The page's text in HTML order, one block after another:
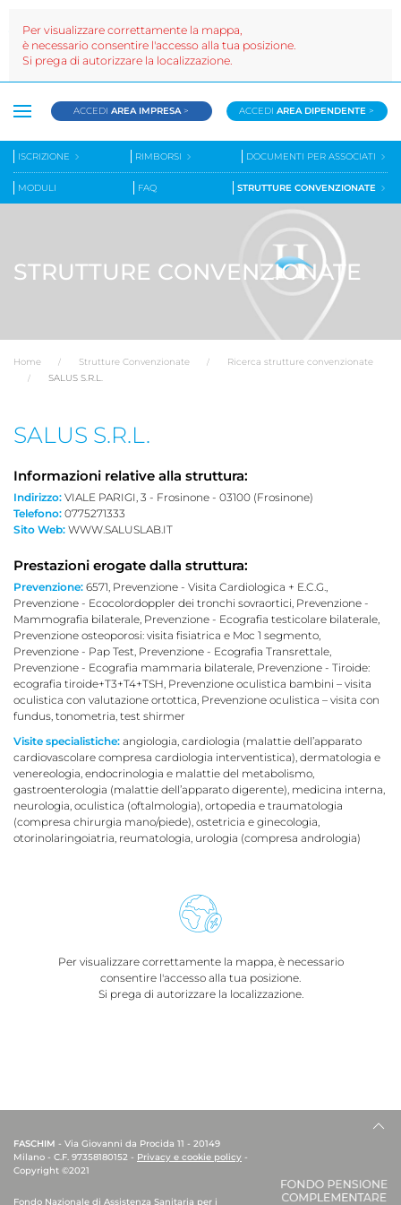
ACCEDIAREA IMPRESA > ACCEDIAREA DIPENDENTE >
ISCRIZIONE RIMBORSI DOCUMENTI PER ASSOCIATI
MODULI FAQ STRUTTURE CONVENZIONATE
STRUTTURE CONVENZIONATE
Home Strutture Convenzionate
Ricerca strutture convenzionate
SALUS S.R.L.
SALUS S.R.L.
Informazioni relative alla struttura:
Indirizzo: VIALE PARIGI, 3 - Frosinone - 03100 (Frosinone)
Telefono: 0775271333
Sito Web: WWW.SALUSLAB.IT
Prestazioni erogate dalla struttura:
Prevenzione: 6571, Prevenzione - Visita Cardiologica + E.C.G.,
Prevenzione - Ecocolordoppler dei tronchi sovraortici, Prevenzione -
Mammografia bilaterale, Prevenzione - Ecografia testicolare bilaterale,
Prevenzione osteoporosi: visita fisiatrica e Moc 1 segmento,
Prevenzione - Pap Test, Prevenzione - Ecografia Transrettale,
Prevenzione - Ecografia mammaria bilaterale, Prevenzione - Tiroide:
ecografia tiroide+T3+T4+TSH, Prevenzione oculistica bambini – visita
oculistica con valutazione ortottica, Prevenzione oculistica – visita con
fundus, tonometria, test shirmer
Visite specialistiche: angiologia, cardiologia (malattie dell’apparato
cardiovascolare compresa cardiologia interventistica), dermatologia e
venereologia, endocrinologia e malattie del metabolismo,
gastroenterologia (malattie dell’apparato digerente), medicina interna,
neurologia, oculistica (oftalmologia), ortopedia e traumatologia
(compresa chirurgia mano/piede), ostetricia e ginecologia,
otorinolaringoiatria, reumatologia, urologia (compresa andrologia)
Per visualizzare correttamente la mappa, è necessario
consentire l'accesso alla tua posizione.
Si prega di autorizzare la localizzazione.
FASCHIM - Via Giovanni da Procida 11 - 20149
Milano - C.F. 97358180152 - Privacy e cookie policy -
Copyright ©2021
Fondo Nazionale di Assistenza Sanitaria per i
Per visualizzare correttamente la mappa,
è necessario consentire l'accesso alla tua posizione.
Si prega di autorizzare la localizzazione.